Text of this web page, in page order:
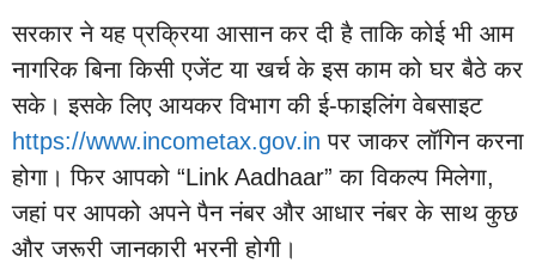
सरकार ने यह प्रक्रिया आसान कर दी है ताकि कोई भी आम
नागरिक बिना किसी एजेंट या खर्च के इस काम को घर बैठे कर
सके। इसके लिए आयकर विभाग की ई-फाइलिंग वेबसाइट
https://www.incometax.gov.in पर जाकर लॉगिन करना
होगा। फिर आपको “Link Aadhaar” का विकल्प मिलेगा,
जहां पर आपको अपने पैन नंबर और आधार नंबर के साथ कुछ
और जरूरी जानकारी भरनी होगी।